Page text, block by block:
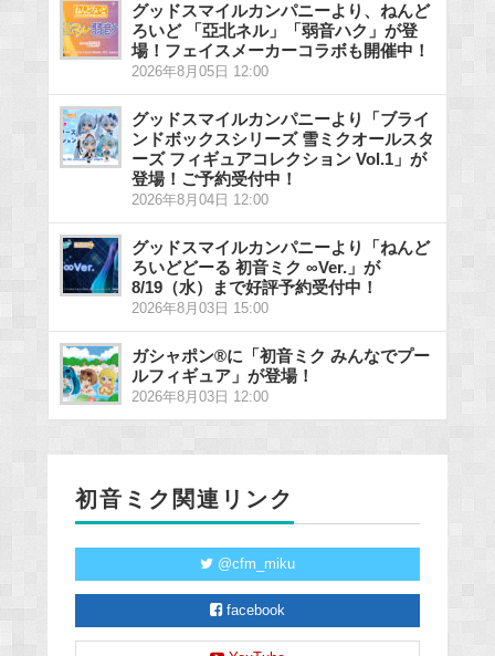
グッドスマイルカンパニーより、ねんど
ろいど 「亞北ネル」「弱音ハク」が登
場！フェイスメーカーコラボも開催中！
2026年8月05日 12:00
グッドスマイルカンパニーより「ブライ
ンドボックスシリーズ 雪ミクオールスタ
ーズ フィギュアコレクション Vol.1」が
登場！ご予約受付中！
2026年8月04日 12:00
グッドスマイルカンパニーより「ねんど
ろいどどーる 初音ミク ∞Ver.」が
8/19（水）まで好評予約受付中！
2026年8月03日 15:00
ガシャポン®に「初音ミク みんなでプー
ルフィギュア」が登場！
2026年8月03日 12:00
初音ミク関連リンク
@cfm_miku
facebook